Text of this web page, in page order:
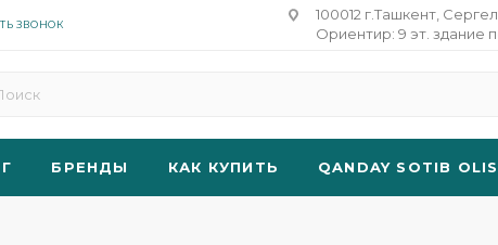
ЗВОНОК
100012 г.Ташкент,
Ориентир: 9 эт. здание
БРЕНДЫ КАК КУПИТЬ QANDAY SOTIB